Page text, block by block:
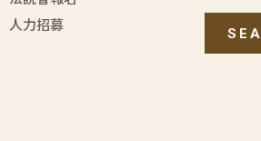
人力招募